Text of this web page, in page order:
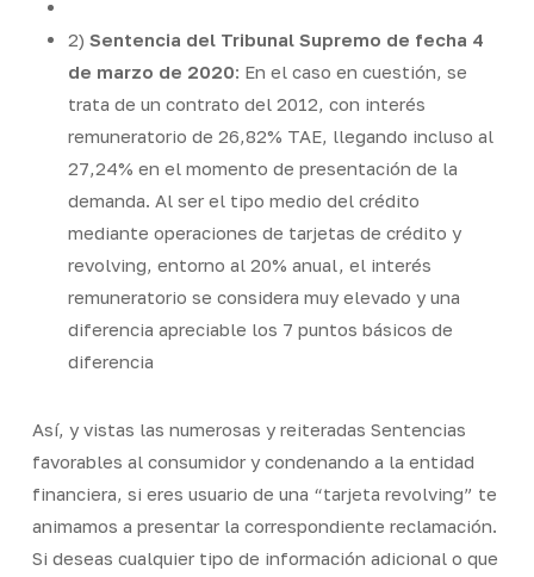
2) Sentencia del Tribunal Supremo de fecha 4
de marzo de 2020: En el caso en cuestión, se
trata de un contrato del 2012, con interés
remuneratorio de 26,82% TAE, llegando incluso al
27,24% en el momento de presentación de la
demanda. Al ser el tipo medio del crédito
mediante operaciones de tarjetas de crédito y
revolving, entorno al 20% anual, el interés
remuneratorio se considera muy elevado y una
diferencia apreciable los 7 puntos básicos de
diferencia
Así, y vistas las numerosas y reiteradas Sentencias
favorables al consumidor y condenando a la entidad
financiera, si eres usuario de una “tarjeta revolving” te
animamos a presentar la correspondiente reclamación.
Si deseas cualquier tipo de información adicional o que